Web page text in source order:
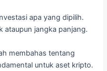
apa yang dipilih.
ataupun jangka panjang.
membahas tentang
untuk aset kripto.